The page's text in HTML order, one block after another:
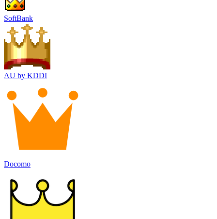
SoftBank
AU by KDDI
Docomo